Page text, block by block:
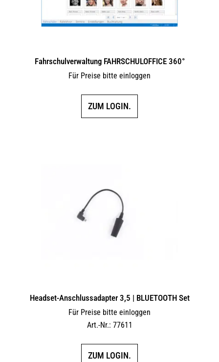
Fahrschulverwaltung FAHRSCHULOFFICE 360°
Für Preise bitte einloggen
ZUM LOGIN.
Headset-Anschlussadapter 3,5 | BLUETOOTH Set
Für Preise bitte einloggen
Art.-Nr.: 77611
ZUM LOGIN.